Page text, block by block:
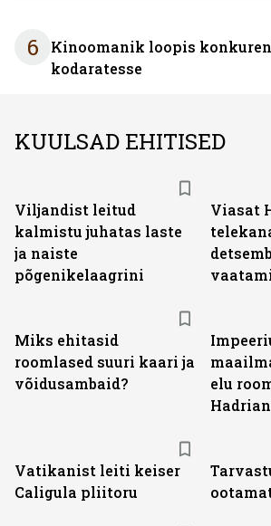
6
Kinoomanik loopis
kodaratesse
KUULSAD EHITISED
Viljandist leitud
kalmistu juhatas laste
ja naiste
põgenikelaagrini
Viasat
Miks ehitasid
roomlased suuri kaari ja
võidusambaid?
elu
Vatikanist leiti keiser
Caligula pliitoru